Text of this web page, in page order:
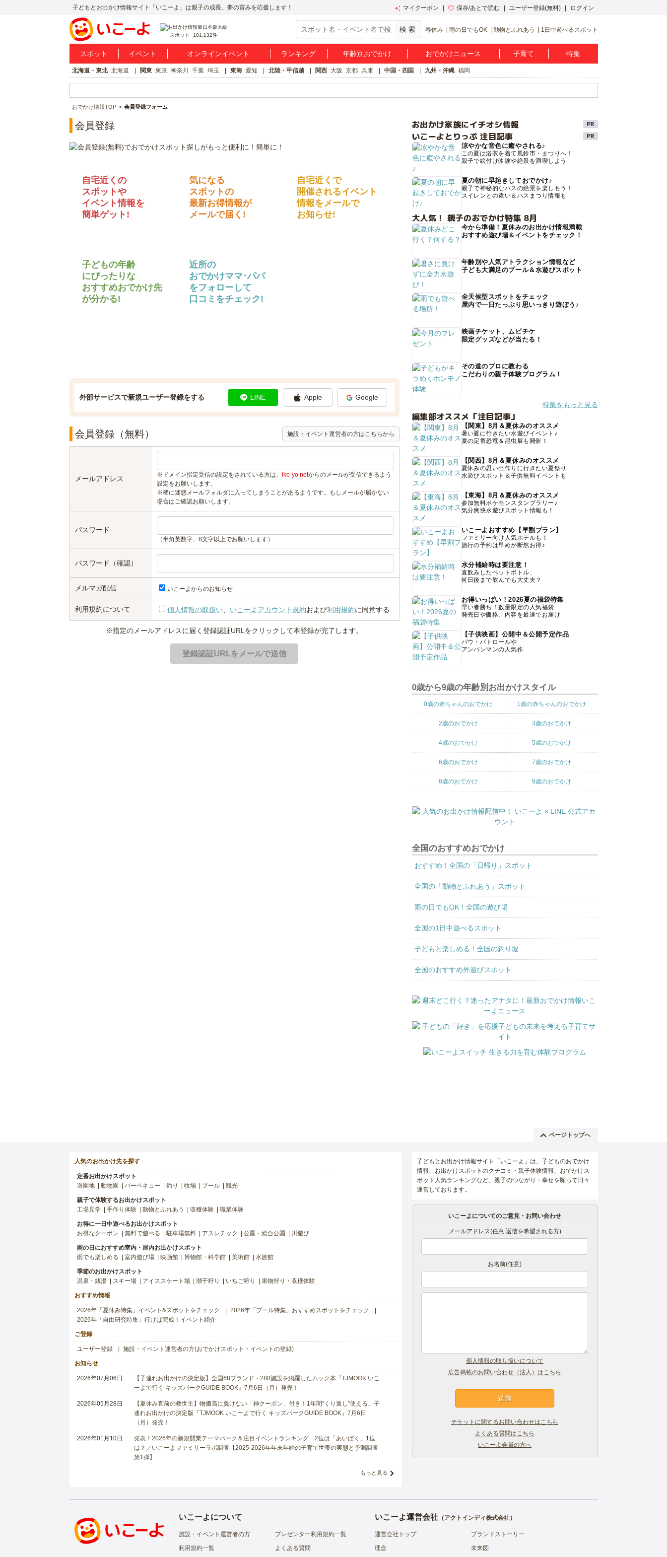
子どもとお出かけ情報サイト「いこーよ」は親子の成長、夢の育みを応援します！ マイクーポン 保存/あとで読む ユーザー登録(無料) ログイン
スポット 101,132件
春休み 雨の日でもOK 動物とふれあう 1日中遊べるスポット
スポット イベント オンラインイベント ランキング 年齢別おでかけ おでかけニュース 子育て 特集
北海道・東北 北海道 関東 東京 神奈川 千葉 埼玉 東海 愛知 北陸・甲信越 関西 大阪 京都 兵庫 中国・四国 九州・沖縄 福岡
おでかけ情報TOP 会員登録フォーム
会員登録
自宅近くの
スポットや
イベント情報を
簡単ゲット!
気になる
スポットの
最新お得情報が
メールで届く!
自宅近くで
開催されるイベント
情報をメールで
お知らせ!
子どもの年齢
にぴったりな
おすすめおでかけ先
が分かる!
近所の
おでかけママ･パパ
をフォローして
口コミをチェック!
外部サービスで新規ユーザー登録をする LINE Apple Google
会員登録（無料） 施設・イベント運営者の方はこちらから
メールアドレス ※ドメイン指定受信の設定をされている方は、 iko-yo.netからのメールが受信できるよう
設定をお願いします。
※稀に迷惑メールフォルダに入ってしまうことがあるようです。もしメールが届かない
場合はご確認お願いします。
パスワード
（半角英数字、8文字以上でお願いします）
パスワード（確認）
メルマガ配信 いこーよからのお知らせ
利用規約について 個人情報の取扱い、 いこーよアカウント規約および利用規約に同意する
※指定のメールアドレスに届く登録認証URLをクリックして本登録が完了します。
お出かけ家族にイチオシ情報
いこーよとりっぷ 注目記事
涼やかな音色に癒やされる♪
この夏は浴衣を着て風鈴市・まつりへ！
親子で絵付け体験や絶景を満喫しよう
夏の朝に早起きしておでかけ♪
親子で神秘的なハスの絶景を楽しもう！
スイレンとの違い＆ハスまつり情報も
大人気！ 親子のおでかけ特集 8月
今から準備！夏休みのお出かけ情報満載
おすすめ遊び場＆イベントをチェック！
年齢別や人気アトラクション情報など
子ども大満足のプール＆水遊びスポット
全天候型スポットをチェック
屋内で一日たっぷり思いっきり遊ぼう♪
映画チケット、ムビチケ
限定グッズなどが当たる！
その道のプロに教わる
こだわりの親子体験プログラム！
特集をもっと見る
編集部オススメ「注目記事」
【関東】8月＆夏休みのオススメ
暑い夏に行きたい水遊びイベント♪
夏の定番恐竜＆昆虫展も開催！
【関西】8月＆夏休みのオススメ
夏休みの思い出作りに行きたい夏祭り
水遊びスポット＆子供無料イベントも
【東海】8月＆夏休みのオススメ
参加無料ポケモンスタンプラリー♪
気分爽快水遊びスポット情報も！
いこーよおすすめ【早割プラン】
ファミリー向け人気ホテルも！
旅行の予約は早めが断然お得♪
水分補給時は要注意！
直飲みしたペットボトル、
何日後まで飲んでも大丈夫？
お得いっぱい！2026夏の福袋特集
早い者勝ち！数量限定の人気福袋
発売日や価格、内容を最速でお届け
【子供映画】公開中＆公開予定作品
パウ・パトロールや
アンパンマンの人気作
0歳から9歳の年齢別お出かけスタイル
0歳の赤ちゃんのおでかけ 1歳の赤ちゃんのおでかけ
2歳のおでかけ 3歳のおでかけ
4歳のおでかけ 5歳のおでかけ
6歳のおでかけ 7歳のおでかけ
8歳のおでかけ 9歳のおでかけ
全国のおすすめおでかけ
おすすめ！全国の「日帰り」スポット
全国の「動物とふれあう」スポット
雨の日でもOK！全国の遊び場
全国の1日中遊べるスポット
子どもと楽しめる！全国の釣り堀
全国のおすすめ外遊びスポット
ページトップへ
人気のお出かけ先を探す
定番お出かけスポット
遊園地
動物園 バーベキュー 釣り 牧場 プール 観光
親子で体験するお出かけスポット
工場見学
手作り体験 動物とふれあう 収穫体験 職業体験
お得に一日中遊べるお出かけスポット
お得なクーポン
無料で遊べる 駐車場無料 アスレチック 公園・総合公園 川遊び
雨の日におすすめ室内・屋内お出かけスポット
雨でも楽しめる
室内遊び場 映画館 博物館・科学館 美術館 水族館
季節のお出かけスポット
温泉・銭湯
スキー場 アイススケート場 潮干狩り いちご狩り 果物狩り・収穫体験
おすすめ情報
2026年「夏休み特集」イベント&スポットをチェック
2026年「プール特集」おすすめスポットをチェック
2026年「自由研究特集」行けば完成！イベント紹介
ご登録
ユーザー登録 施設・イベント運営者の方(おでかけスポット・イベントの登録)
お知らせ
2026年07月06日
【子連れお出かけの決定版】全国68ブランド・288施設を網羅したムック本『TJMOOK いこ
ーよで行く キッズパークGUIDE BOOK』7月6日（月）発売！
2026年05月28日
【夏休み直前の救世主】物価高に負けない「神クーポン」付き！1年間“くり返し”使える、子
連れお出かけの決定版『TJMOOK いこーよで行く キッズパークGUIDE BOOK』7月6日
（月）発売！
2026年01月10日
発表！2026年の新規開業テーマパーク＆注目イベントランキング 2位は「あいぱく」1位
は？／いこーよファミリーラボ調査【2025⁻2026年年末年始の子育て世帯の実態と予測調査
第1弾】
もっと見る
子どもとお出かけ情報サイト「いこーよ」は、子どものおでかけ
情報、お出かけスポットのクチコミ・親子体験情報、おでかけス
ポット人気ランキングなど、親子のつながり・幸せを願って日々
運営しております。
いこーよについてのご意見・お問い合わせ
メールアドレス(任意 返信を希望される方)
お名前(任意)
個人情報の取り扱いについて
広告掲載のお問い合わせ（法人）はこちら
チケットに関するお問い合わせはこちら
よくある質問はこちら
いこーよ会員の方へ
いこーよについて
施設・イベント運営者の方
プレゼンター利用規約一覧
利用規約一覧
よくある質問
いこーよ運営会社（アクトインディ株式会社）
運営会社トップ
ブランドストーリー
理念
未来図